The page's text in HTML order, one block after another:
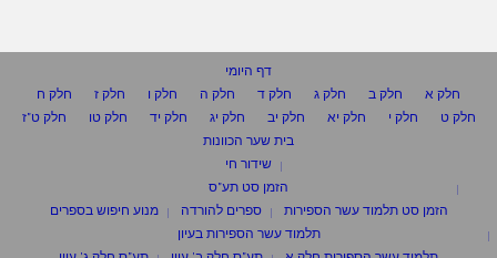
דף היומי
חלק א
חלק ב חלק ג חלק ד חלק ה חלק ו חלק ז
חלק ח
חלק ט
חלק י חלק יא חלק יב חלק יג חלק יד חלק טו
חלק ט"ז
בית שער הכוונות
שידור חי
הזמן סט תע"ס
הזמן סט תלמוד עשר הספירות
ספרים להורדה
מנוע חיפוש בספרים
תלמוד עשר הספירות בעיון